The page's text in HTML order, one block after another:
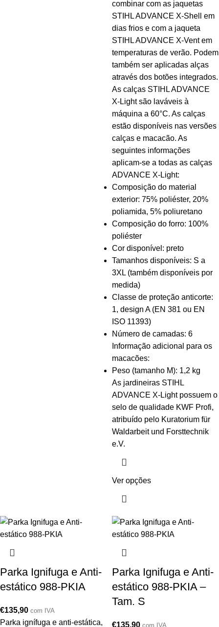
combinar com as jaquetas
STIHL ADVANCE X-Shell em
dias frios e com a jaqueta
STIHL ADVANCE X-Vent em
temperaturas de verão. Podem
também ser aplicadas alças
através dos botões integrados.
As calças STIHL ADVANCE
X-Light são laváveis à
máquina a 60°C. As calças
estão disponíveis nas versões
calças e macacão. As
seguintes informações
aplicam-se a todas as calças
ADVANCE X-Light:
Composição do material
exterior: 75% poliéster, 20%
poliamida, 5% poliuretano
Composição do forro: 100%
poliéster
Cor disponível: preto
Tamanhos disponíveis: S a
3XL (também disponíveis por
medida)
Classe de proteção anticorte:
1, design A (EN 381 ou EN
ISO 11393)
Número de camadas: 6
Informação adicional para os
macacões:
Peso (tamanho M): 1,2 kg
As jardineiras STIHL
ADVANCE X-Light possuem o
selo de qualidade KWF Profi,
atribuído pelo Kuratorium für
Waldarbeit und Forsttechnik
e.V.
Ver opções
Parka Ignifuga e Anti-
estático 988-PKIA
€135,90 com IVA
Parka ignífuga e anti-estática,
Parka Ignifuga e Anti-
estático 988-PKIA –
Tam. S
€135,90 com IVA